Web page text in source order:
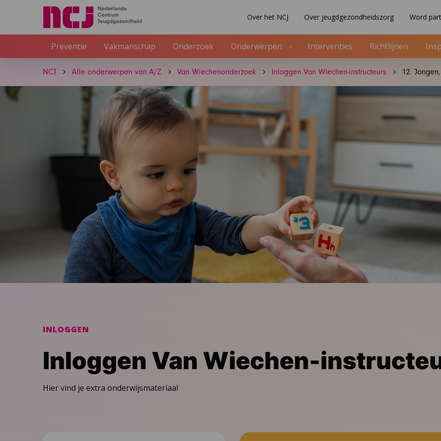
Over het NCJ Over jeugdgezondheidszorg Word
Preventie Vakmanschap Onderzoek Onderwerpen Interventies Richtlijnen
NCJ Alle onderwerpen van A/Z Van Wiechenonderzoek Inloggen Van Wiechen-instructeurs 12.
INLOGGEN
Inloggen Van Wiechen-
Hier vind je extra onderwijsmateriaal